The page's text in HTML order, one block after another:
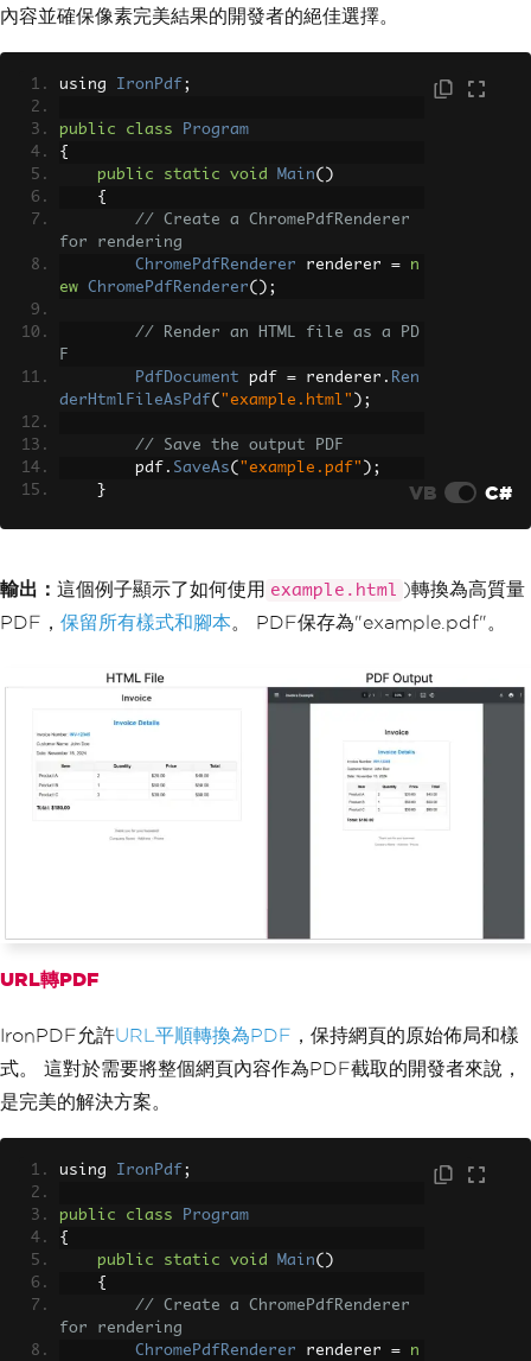
內容並確保像素完美結果的開發者的絕佳選擇。
using IronPdf ;
public class
Program
{
public
static void Main()
{
// Create a ChromePdfRenderer
for rendering
ChromePdfRenderer renderer =
n
ew
ChromePdfRenderer();
// Render an HTML file as a PD
F
PdfDocument pdf = renderer . Ren
derHtmlFileAsPdf( "example.html" );
// Save the output PDF
        pdf
. SaveAs( "example.pdf" );
}
VB C#
輸出： 這個例子顯示了如何使用 example.html )轉換為高質量
PDF， 保留所有樣式和腳本。 PDF保存為"example.pdf"。
URL轉PDF
IronPDF允許URL平順轉換為PDF ，保持網頁的原始佈局和樣
式。 這對於需要將整個網頁內容作為PDF截取的開發者來說，
是完美的解決方案。
using IronPdf ;
public class
Program
{
public
static void Main()
{
// Create a ChromePdfRenderer
for rendering
ChromePdfRenderer renderer =
n